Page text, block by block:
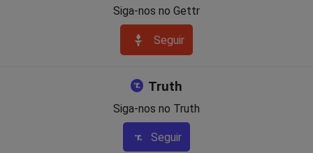
Siga-nos no Gettr
Seguir
Truth
Siga-nos no Truth
Seguir